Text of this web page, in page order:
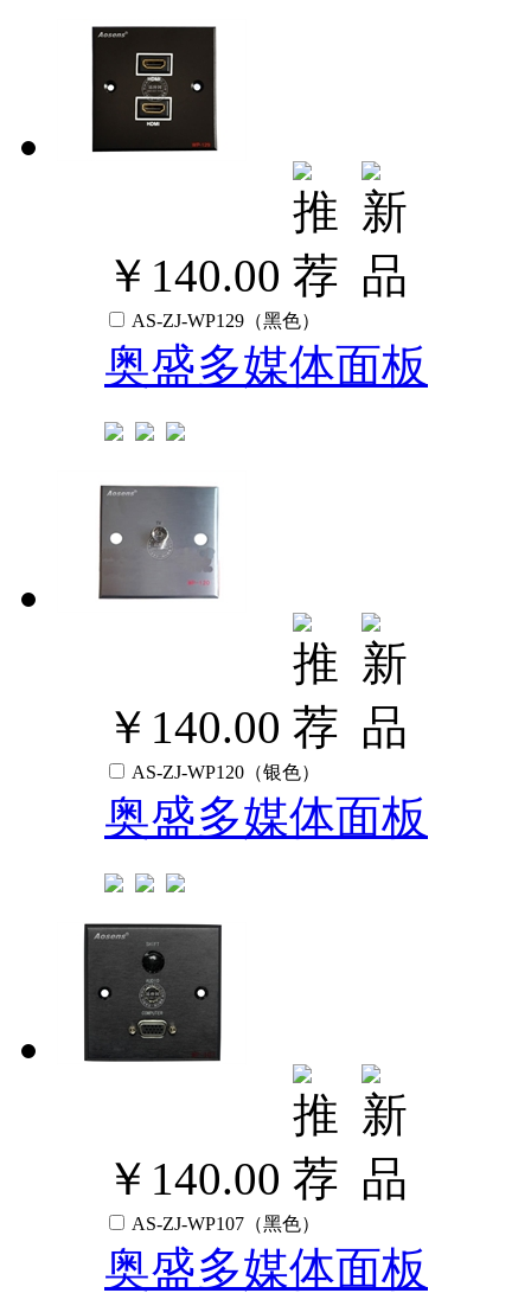
￥140.00
AS-ZJ-WP129（黑色）
奥盛多媒体面板
￥140.00
AS-ZJ-WP120（银色）
奥盛多媒体面板
￥140.00
AS-ZJ-WP107（黑色）
奥盛多媒体面板